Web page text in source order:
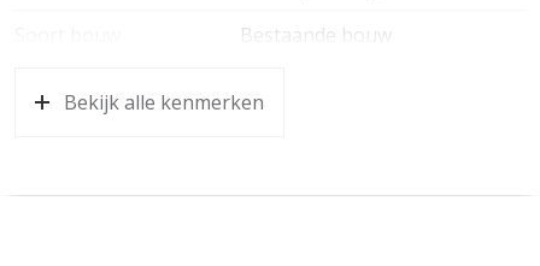
Bestaande bouw
Wonen
125 m²
Bekijk alle kenmerken